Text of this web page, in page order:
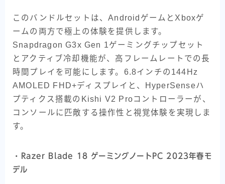
このバンドルセットは、AndroidゲームとXboxゲ
ームの両方で極上の体験を提供します。
Snapdragon G3x Gen 1ゲーミングチップセット
とアクティブ冷却機能が、高フレームレートでの長
時間プレイを可能にします。6.8インチの144Hz
AMOLED FHD+ディスプレイと、HyperSenseハ
プティクス搭載のKishi V2 Proコントローラーが、
コンソールに匹敵する操作性と視覚体験を実現しま
す。
・
Razer Blade 18 ゲーミングノートPC 2023年春モ
デル